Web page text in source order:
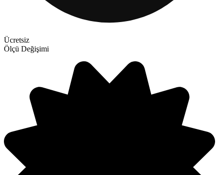
Ücretsiz
Ölçü Değişimi